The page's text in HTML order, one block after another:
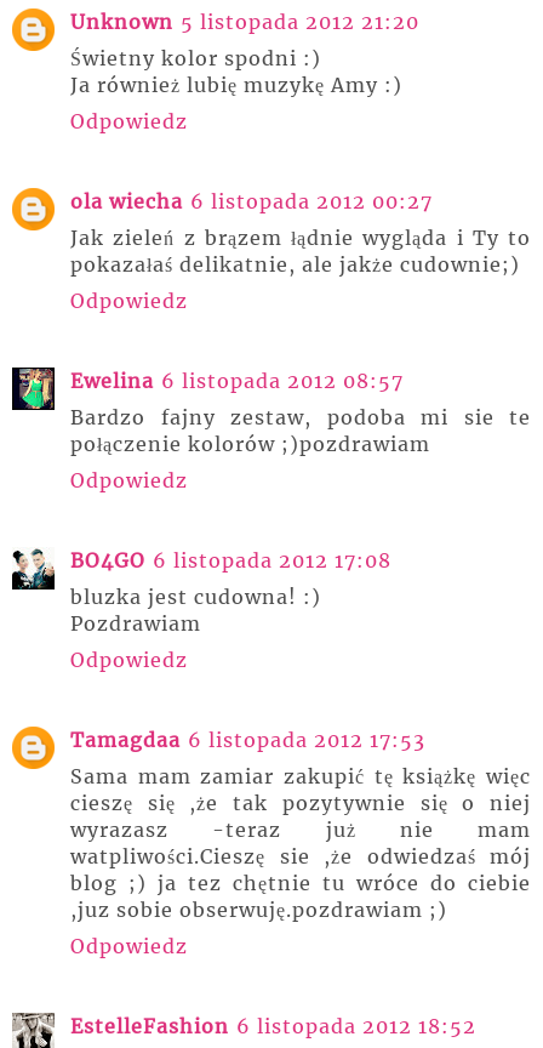
Unknown 5 listopada 2012 21:20
Świetny kolor spodni :)
Ja również lubię muzykę Amy :)
Odpowiedz
ola wiecha 6 listopada 2012 00:27
Jak zieleń z brązem łądnie wygląda i Ty to
pokazałaś delikatnie, ale jakże cudownie;)
Odpowiedz
Ewelina 6 listopada 2012 08:57
Bardzo fajny zestaw, podoba mi sie te
połączenie kolorów ;)pozdrawiam
Odpowiedz
BO4GO 6 listopada 2012 17:08
bluzka jest cudowna! :)
Pozdrawiam
Odpowiedz
Tamagdaa 6 listopada 2012 17:53
Sama mam zamiar zakupić tę książkę więc
cieszę się ,że tak pozytywnie się o niej
wyrazasz -teraz już nie mam
watpliwości.Cieszę sie ,że odwiedzaś mój
blog ;) ja tez chętnie tu wróce do ciebie
,juz sobie obserwuję.pozdrawiam ;)
Odpowiedz
EstelleFashion 6 listopada 2012 18:52